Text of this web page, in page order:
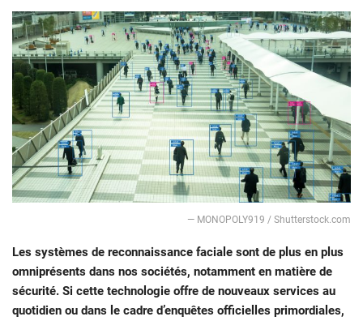
— MONOPOLY919 / Shutterstock.com
Les systèmes de reconnaissance faciale sont de plus en plus
omniprésents dans nos sociétés, notamment en matière de
sécurité. Si cette technologie offre de nouveaux services au
quotidien ou dans le cadre d’enquêtes officielles primordiales,